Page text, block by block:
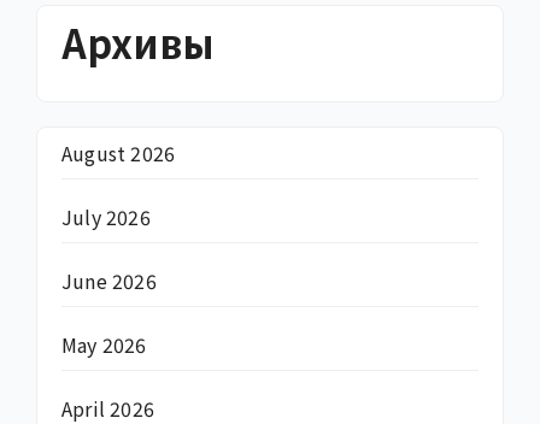
Архивы
August 2026
July 2026
June 2026
May 2026
April 2026